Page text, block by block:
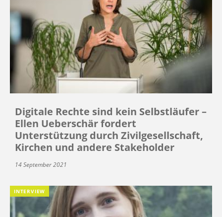
Digitale Rechte sind kein Selbstläufer –
Ellen Ueberschär fordert
Unterstützung durch Zivilgesellschaft,
Kirchen und andere Stakeholder
14 September 2021
INTERVIEW